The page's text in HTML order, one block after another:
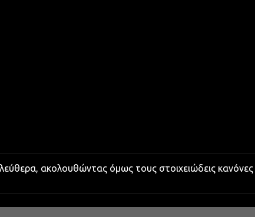
ακολουθώντας όμως τους στοιχειώδεις κανόνες